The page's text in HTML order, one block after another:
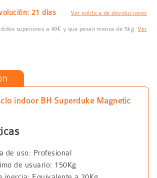
21 días Ver política de devoluciones
superiores a 49€ y que pesen menos de 5kg.Ver
indoor BH Superduke Magnetic
de uso: Profesional
de usuario: 150Kg